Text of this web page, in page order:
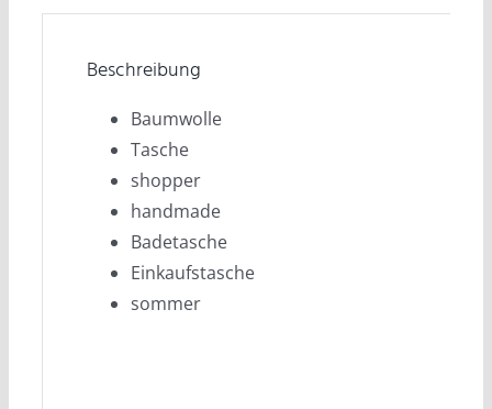
Beschreibung
Baumwolle
Tasche
shopper
handmade
Badetasche
Einkaufstasche
sommer